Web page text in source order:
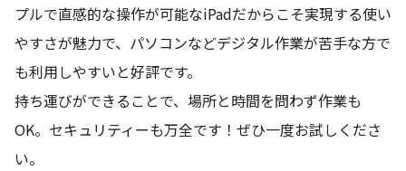
プルで直感的な操作が可能なiPadだからこそ実現する使い
やすさが魅力で、パソコンなどデジタル作業が苦手な方で
も利用しやすいと好評です。
持ち運びができることで、場所と時間を問わず作業も
OK。セキュリティーも万全です！ぜひ一度お試しくださ
い。